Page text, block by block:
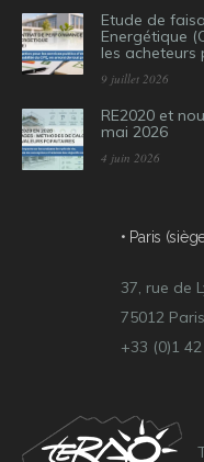
Etude de
Energétique
les acheteurs
9 juillet 2026
RE2020 et
mai 2026
4 juin 2026
• Paris
37, rue de
75012 Paris
+33 (0)1